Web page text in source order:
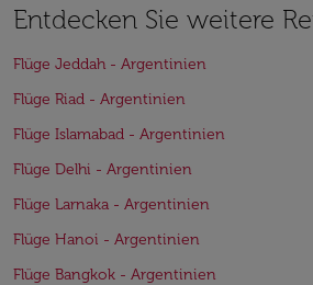
Entdecken Sie weitere
Flüge Jeddah - Argentinien
Flüge Riad - Argentinien
Flüge Islamabad - Argentinien
Flüge Delhi - Argentinien
Flüge Larnaka - Argentinien
Flüge Hanoi - Argentinien
Flüge Bangkok - Argentinien